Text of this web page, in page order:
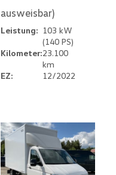
ausweisbar)
Leistung: 103 kW
(140 PS)
Kilometer:23.100
km
EZ:
12/2022